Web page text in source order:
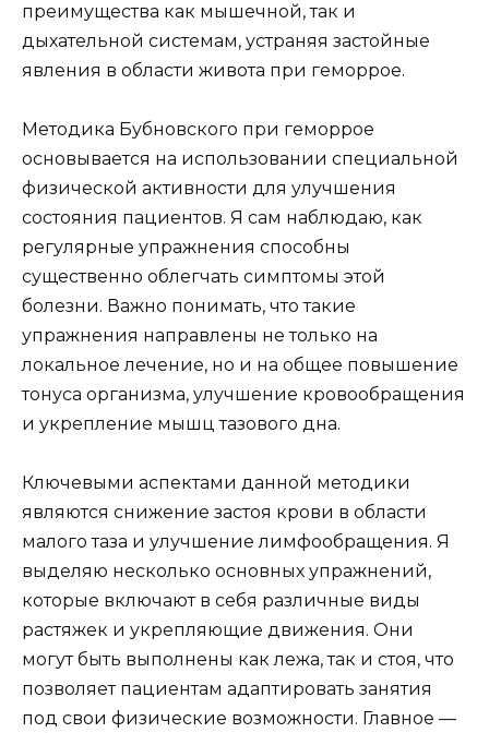
преимущества как мышечной, так и
дыхательной системам, устраняя застойные
явления в области живота при геморрое.
Методика Бубновского при геморрое
основывается на использовании специальной
физической активности для улучшения
состояния пациентов. Я сам наблюдаю, как
регулярные упражнения способны
существенно облегчать симптомы этой
болезни. Важно понимать, что такие
упражнения направлены не только на
локальное лечение, но и на общее повышение
тонуса организма, улучшение кровообращения
и укрепление мышц тазового дна.
Ключевыми аспектами данной методики
являются снижение застоя крови в области
малого таза и улучшение лимфообращения. Я
выделяю несколько основных упражнений,
которые включают в себя различные виды
растяжек и укрепляющие движения. Они
могут быть выполнены как лежа, так и стоя, что
позволяет пациентам адаптировать занятия
под свои физические возможности. Главное —